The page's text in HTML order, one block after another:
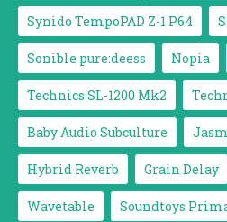
Synido TempoPAD Z-1 P64
Sonible pure:deess Nopia
Technics SL-1200 Mk2
Baby Audio Subculture
Hybrid Reverb Grain Delay
Wavetable Soundtoys